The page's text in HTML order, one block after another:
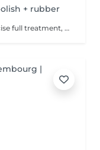
+ rubber
Premium, highly technical and ultra-precise full treatment, performed mainly with an e-file to achieve a perfectly clean nail contour and apply the polish as close as possible, even slightly under the cuticle. This technique helps visually delay the regrowth by around 10 days. Visual result: -Extremely well-groomed nails, clean contours, flawless shape -Instagram / photo studio effect: neat, precise, with no visible dry skin We also include a rubber base, recommended for short nails in good condition. A perfect solution for flawless and long-lasting nails: -The average durability is 4 weeks!! Service content -> 80€ : -Removal of old semi-permanent and/or gel (if needed, already include in this price/service) -Very meticulous preparation of the nail plate -Removal of dead skin -Shape and file nails -Gentle cuticle care -Rubber base -Application of semi-permanent nail polish -Application of cuticle oil and hand cream Optional : -Price per nail extension on up to 5 nails (if so please book "WITH simple design") +3€/nail -Price per nail for nail art on up to 5 nails (if so please book "WITH simple design") +3€/nail -Price for simple design (French, Chrome, Baby Boomer, Cat Eyes, Stickers, Foil) 6-10 nails -> +20€ -Price for complex design (3D, Hand drawings, Stamping, French with Chrome, Baby Boomer with Chrome, French with Cat Eyes) 6-10 nails -> +30€